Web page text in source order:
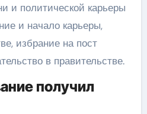
и политической карьеры
и начало карьеры,
избрание на пост
в правительстве.
получил